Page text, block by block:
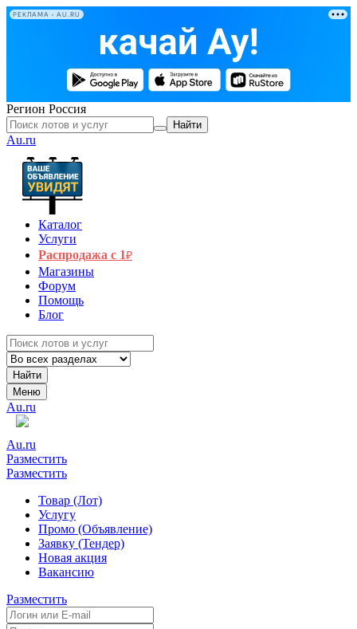
РЕКЛАМА • AU.RU
Регион Россия
Найти
Au.ru
Каталог
Услуги
Распродажа с 1₽
Магазины
Форум
Помощь
Блог
Найти
Меню
Au.ru
Au.ru
Разместить
Разместить
Товар (Лот)
Услугу
Промо (Объявление)
Заявку (Тендер)
Новая акция
Вакансию
Разместить